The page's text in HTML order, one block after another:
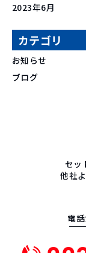
2023年6月
カテゴリ
お知らせ
ブログ
セッ
他社
電